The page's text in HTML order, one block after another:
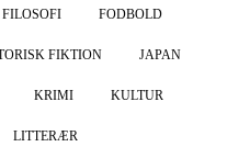
FILOSOFI FODBOLD
FIKTION JAPAN
KRIMI KULTUR
LITTERÆR